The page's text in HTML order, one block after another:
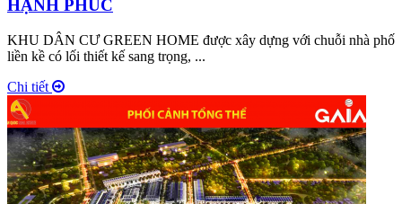
HẠNH PHÚC
KHU DÂN CƯ GREEN HOME được xây dựng với chuỗi nhà phố
liền kề có lối thiết kế sang trọng, ...
Chi tiết